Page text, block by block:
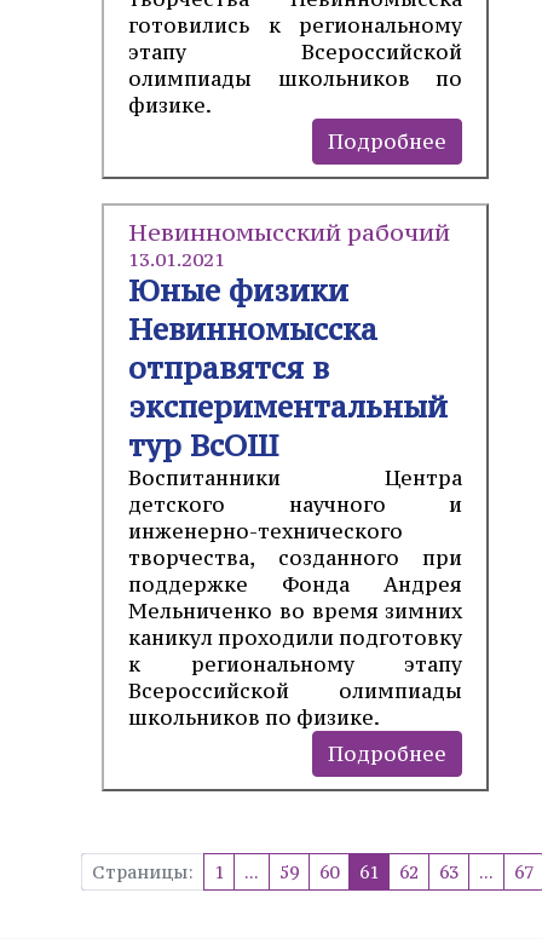
готовились к региональному
этапу Всероссийской
олимпиады школьников по
физике.
Подробнее
Невинномысский рабочий
13.01.2021
Юные физики
Невинномысска
отправятся в
экспериментальный
тур ВсОШ
Воспитанники Центра
детского научного и
инженерно-технического
творчества, созданного при
поддержке Фонда Андрея
Мельниченко во время зимних
каникул проходили подготовку
к региональному этапу
Всероссийской олимпиады
школьников по физике.
Подробнее
Страницы: 1 ... 59 60 61 62 63 ... 67